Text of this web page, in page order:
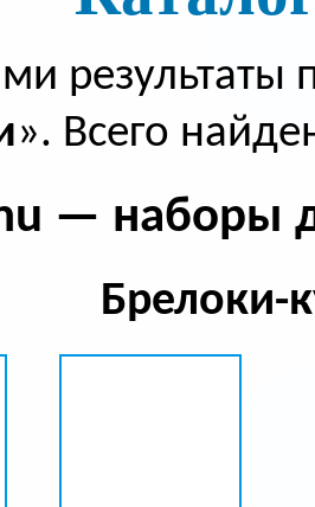
результаты
». Всего
— наборы
Брелоки-